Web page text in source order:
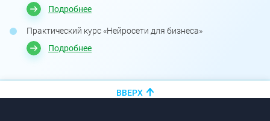
Подробнее
Практический курс «Нейросети для бизнеса»
Подробнее
ВВЕРХ